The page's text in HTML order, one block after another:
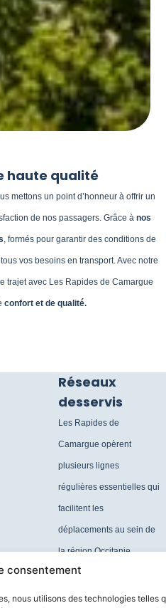
consentement
nous utilisons des technologies telles
haute qualité
mettons un point d’honneur à offrir un
de nos passagers. Grâce à nos
, formés pour garantir des conditions de
vos besoins en transport. Avec notre
trajet avec Les Rapides de Camargue
confort et de qualité.
Réseaux
desservis
Les Rapides de
Camargue opèrent
plusieurs lignes
régulières essentielles qui
facilitent les
déplacements au sein de
la région Occitanie
Pyrénées Méditerranée.
Nos itinéraires couvrent